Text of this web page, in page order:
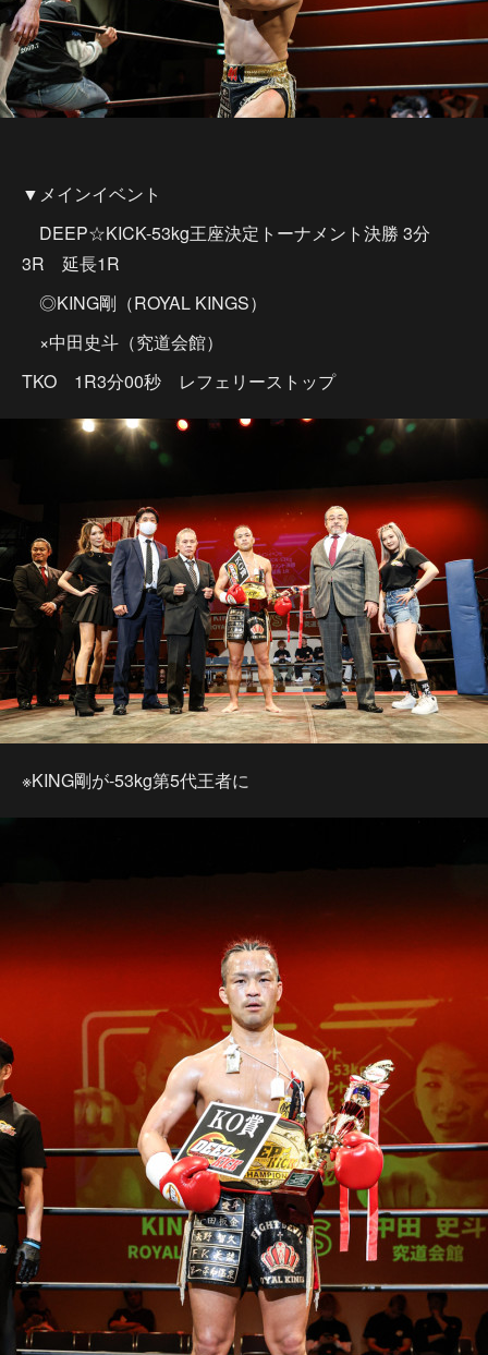
▼メインイベント
DEEP☆KICK-53kg王座決定トーナメント決勝 3分
3R 延長1R
◎KING剛（ROYAL KINGS）
×中田史斗（究道会館）
TKO 1R3分00秒 レフェリーストップ
※KING剛が-53kg第5代王者に